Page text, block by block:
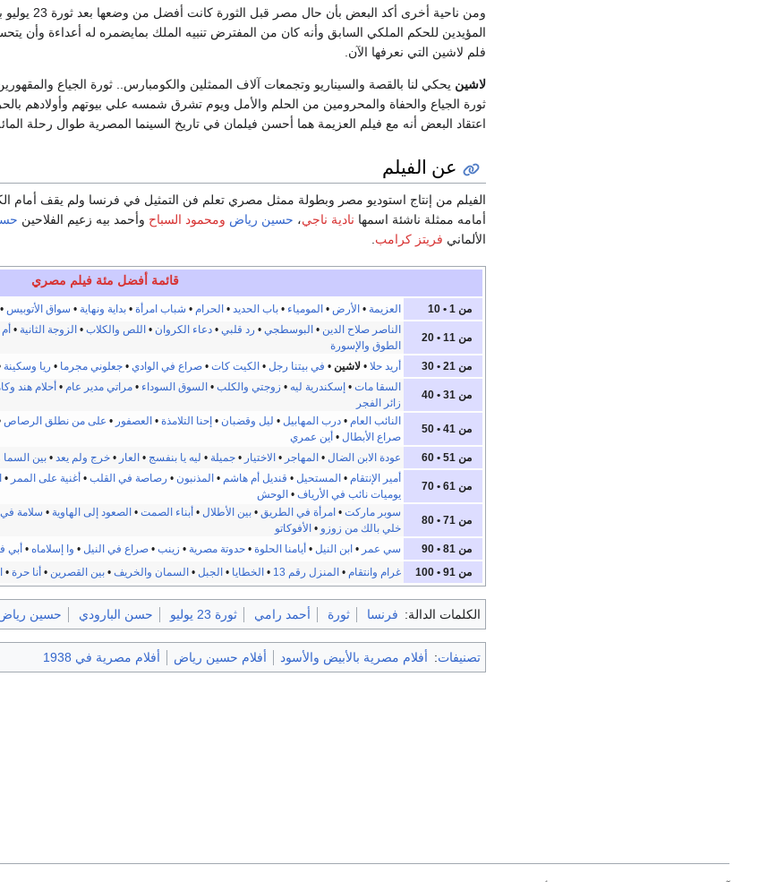
ومن ناحية
المؤيدين للحكم الملكي السابق وأنه كان من المفترض تنبيه الملك بمايضمره له أعداءة وأن
فلم لاشين التي نعرفها الآن.
لاشين يحكي لنا بالقصة والسيناريو وتجمعات آلاف الممثلين والكومبارس.. ثورة الجياع
اعتقاد البعض أنه مع فيلم العزيمة هما أحسن فيلمان في تاريخ السينما المصرية طوال رحلة
عن الفيلم
الفيلم من إنتاج استوديو مصر وبطولة ممثل مصري تعلم فن التمثيل في فرنسا ولم يقف أمام
أمامه ممثلة ناشئة اسمها نادية ناجي، حسين رياض ومحمود السباح وأحمد بيه زعيم الفلاحين
الألماني فريتز كرامب
قائمة أفضل مئة فيلم مصري
من 1 • 10 العزيمة • الأرض • المومياء •باب الحديد • الحرام • شباب امرأة •بداية ونهاية • سواق الأتوبيس
من 11 • 20
الناصر صلاح الدين • البوسطجي • رد قلبي •دعاء الكروان • اللص والكلاب • الزوجة الثانية •
الطوق والإسورة
من 21 • 30
أريد حلا •لاشين • في بيتنا رجل • الكيت كات •صراع في الوادي •جعلوني مجرما • ريا وسكينة
من 31 • 40
السقا مات • إسكندرية ليه • زوجتي والكلب • السوق السوداء •مراتي مدير عام • أحلام هند
زائر الفجر
من 41 • 50
النائب العام •درب المهابيل • ليل وقضبان • إحنا التلامذة • العصفور • على من نطلق الرصاص
صراع الأبطال • أين عمري
من 51 • 60
عودة الابن الضال • المهاجر • الاختيار •جميلة • ليه يا بنفسج • العار •خرج ولم يعد •بين
من 61 • 70
أمير الإنتقام • المستحيل • قنديل أم هاشم • المذنبون • رصاصة في القلب • أغنية على الممر •
يوميات نائب في الأرياف • الوحش
من 71 • 80
سوبر ماركت • امرأة في الطريق •بين الأطلال • أبناء الصمت • الصعود إلى الهاوية • سلامة في
خلي بالك من زوزو • الأفوكاتو
من 81 • 90
سي عمر • ابن النيل • أيامنا الحلوة •حدوتة مصرية • زينب •صراع في النيل • وا إسلاماه • أبي
من 91 • 100
غرام وانتقام • المنزل رقم 13 • الخطايا • الجبل • السمان والخريف •بين القصرين • أنا حرة •
الكلمات الدالة: فرنسا ثورة أحمد رامي ثورة 23 يوليو حسن البارودي حسين
تصنيفات: أفلام مصرية بالأبيض والأسود أفلام حسين رياض أفلام مصرية في 1938